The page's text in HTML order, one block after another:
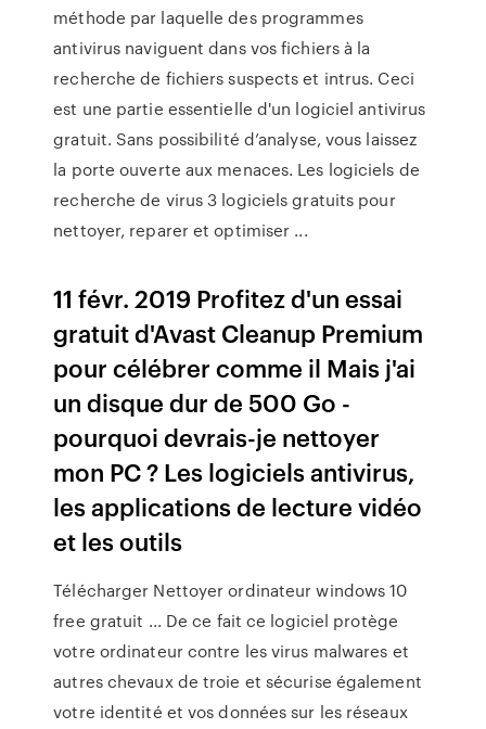
méthode par laquelle des programmes
antivirus naviguent dans vos fichiers à la
recherche de fichiers suspects et intrus. Ceci
est une partie essentielle d'un logiciel antivirus
gratuit. Sans possibilité d’analyse, vous laissez
la porte ouverte aux menaces. Les logiciels de
recherche de virus 3 logiciels gratuits pour
nettoyer, reparer et optimiser ...
11 févr. 2019 Profitez d'un essai
gratuit d'Avast Cleanup Premium
pour célébrer comme il Mais j'ai
un disque dur de 500 Go -
pourquoi devrais-je nettoyer
mon PC ? Les logiciels antivirus,
les applications de lecture vidéo
et les outils
Télécharger Nettoyer ordinateur windows 10
free gratuit ... De ce fait ce logiciel protège
votre ordinateur contre les virus malwares et
autres chevaux de troie et sécurise également
votre identité et vos données sur les réseaux